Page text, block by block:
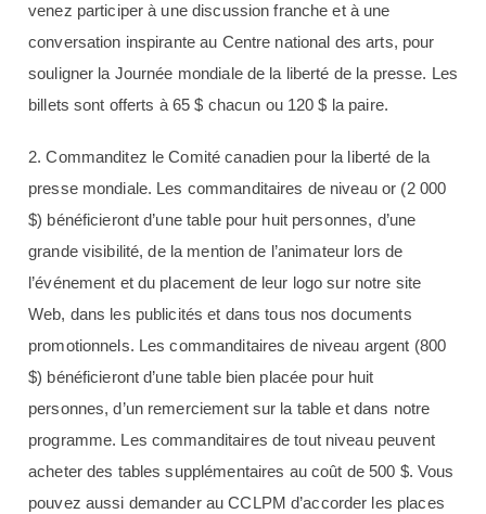
venez participer à une discussion franche et à une
conversation inspirante au Centre national des arts, pour
souligner la Journée mondiale de la liberté de la presse. Les
billets sont offerts à 65 $ chacun ou 120 $ la paire.
2. Commanditez le Comité canadien pour la liberté de la
presse mondiale. Les commanditaires de niveau or (2 000
$) bénéficieront d’une table pour huit personnes, d’une
grande visibilité, de la mention de l’animateur lors de
l’événement et du placement de leur logo sur notre site
Web, dans les publicités et dans tous nos documents
promotionnels. Les commanditaires de niveau argent (800
$) bénéficieront d’une table bien placée pour huit
personnes, d’un remerciement sur la table et dans notre
programme. Les commanditaires de tout niveau peuvent
acheter des tables supplémentaires au coût de 500 $. Vous
pouvez aussi demander au CCLPM d’accorder les places